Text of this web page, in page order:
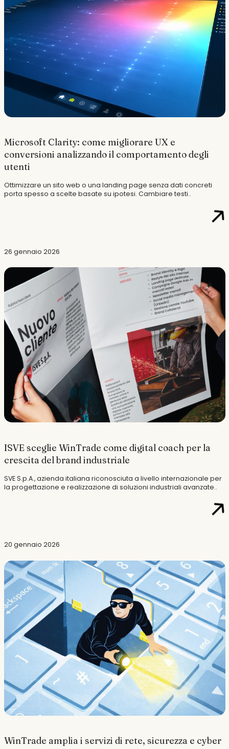
Microsoft Clarity: come migliorare UX e
conversioni analizzando il comportamento degli
utenti
Ottimizzare un sito web o una landing page senza dati concreti
porta spesso a scelte basate su ipotesi. Cambiare testi..
26 gennaio 2026
ISVE sceglie WinTrade come digital coach per la
crescita del brand industriale
SVE S.p.A., azienda italiana riconosciuta a livello internazionale per
la progettazione e realizzazione di soluzioni industriali avanzate..
20 gennaio 2026
WinTrade amplia i servizi di rete, sicurezza e cyber